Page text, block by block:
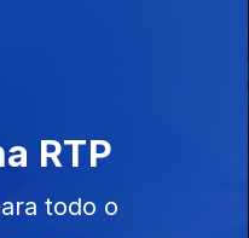
Eu
RTP
todo o